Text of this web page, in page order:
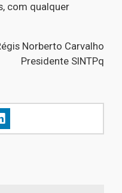
com qualquer
Norberto Carvalho
Presidente SINTPq